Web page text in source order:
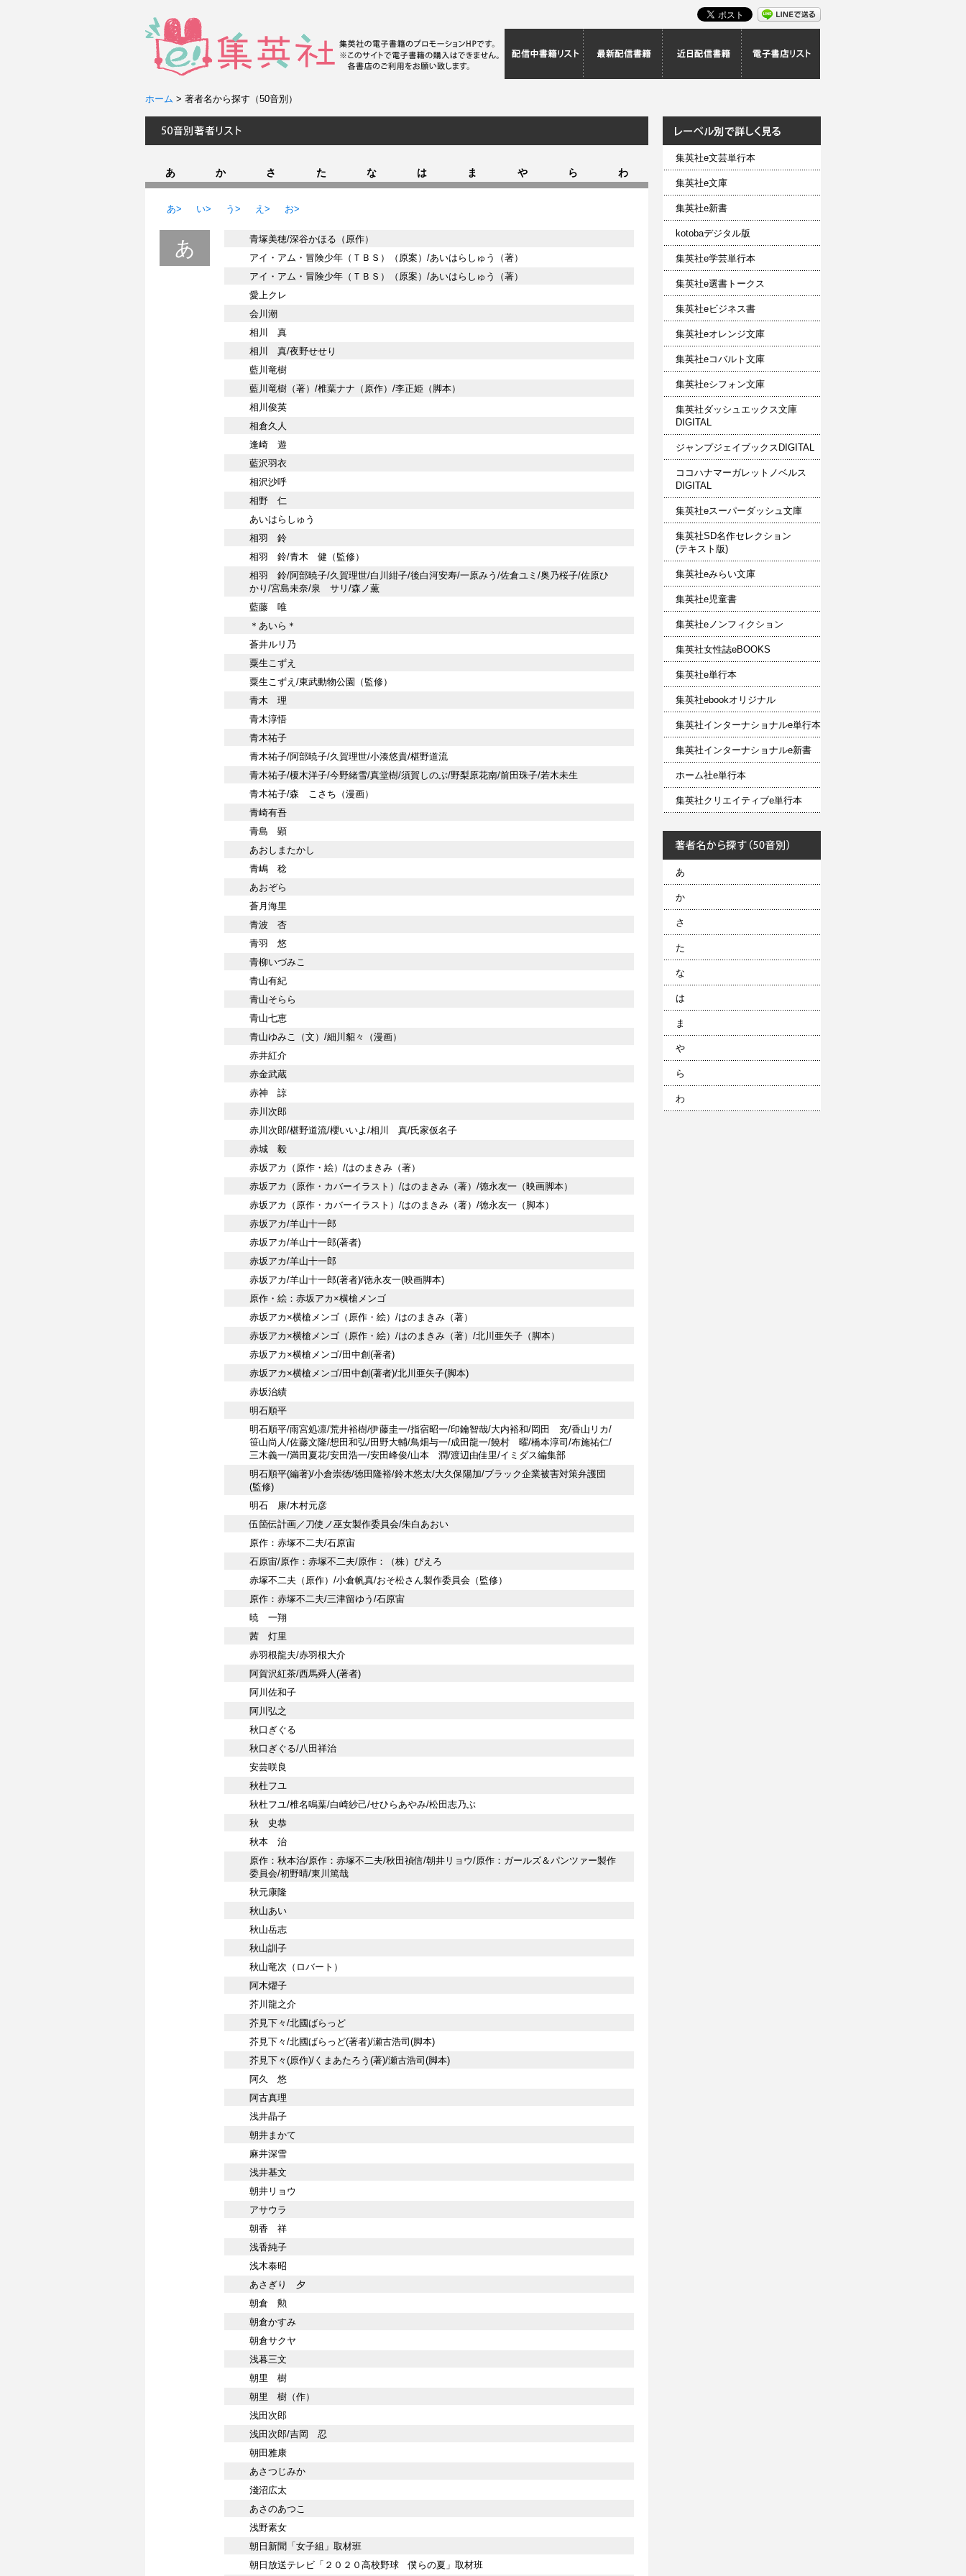
ホーム > 著者名から探す（50音別）
集英社e文芸単行本
集英社e文庫
集英社e新書
kotobaデジタル版
集英社e学芸単行本
集英社e選書トークス
集英社eビジネス書
集英社eオレンジ文庫
集英社eコバルト文庫
集英社eシフォン文庫
集英社ダッシュエックス文庫
DIGITAL
ジャンプジェイブックスDIGITAL
ココハナマーガレットノベルス
DIGITAL
集英社eスーパーダッシュ文庫
集英社SD名作セレクション
(テキスト版)
集英社eみらい文庫
集英社e児童書
集英社eノンフィクション
集英社女性誌eBOOKS
集英社e単行本
集英社ebookオリジナル
集英社インターナショナルe単行本
集英社インターナショナルe新書
ホーム社e単行本
集英社クリエイティブe単行本
あ
か
さ
た
な
は
ま
や
ら
わ
あ か さ た な は ま や ら わ
あ> い> う> え> お>
あ
青塚美穂/深谷かほる（原作）
アイ・アム・冒険少年（ＴＢＳ）（原案）/あいはらしゅう（著）
アイ・アム・冒険少年（ＴＢＳ）（原案）/あいはらしゅう（著）
愛上クレ
会川潮
相川 真
相川 真/夜野せせり
藍川竜樹
藍川竜樹（著）/椎葉ナナ（原作）/李正姫（脚本）
相川俊英
相倉久人
逢崎 遊
藍沢羽衣
相沢沙呼
相野 仁
あいはらしゅう
相羽 鈴
相羽 鈴/青木 健（監修）
相羽 鈴/阿部暁子/久賀理世/白川紺子/後白河安寿/一原みう/佐倉ユミ/奥乃桜子/佐原ひ
かり/宮島未奈/泉 サリ/森ノ薫
藍藤 唯
＊あいら＊
蒼井ルリ乃
粟生こずえ
粟生こずえ/東武動物公園（監修）
青木 理
青木淳悟
青木祐子
青木祐子/阿部暁子/久賀理世/小湊悠貴/椹野道流
青木祐子/榎木洋子/今野緒雪/真堂樹/須賀しのぶ/野梨原花南/前田珠子/若木未生
青木祐子/森 こさち（漫画）
青崎有吾
青島 顕
あおしまたかし
青嶋 稔
あおぞら
蒼月海里
青波 杏
青羽 悠
青柳いづみこ
青山有紀
青山そらら
青山七恵
青山ゆみこ（文）/細川貂々（漫画）
赤井紅介
赤金武蔵
赤神 諒
赤川次郎
赤川次郎/椹野道流/櫻いいよ/相川 真/氏家仮名子
赤城 毅
赤坂アカ（原作・絵）/はのまきみ（著）
赤坂アカ（原作・カバーイラスト）/はのまきみ（著）/徳永友一（映画脚本）
赤坂アカ（原作・カバーイラスト）/はのまきみ（著）/徳永友一（脚本）
赤坂アカ/羊山十一郎
赤坂アカ/羊山十一郎(著者)
赤坂アカ/羊山十一郎
赤坂アカ/羊山十一郎(著者)/徳永友一(映画脚本)
原作・絵：赤坂アカ×横槍メンゴ
赤坂アカ×横槍メンゴ（原作・絵）/はのまきみ（著）
赤坂アカ×横槍メンゴ（原作・絵）/はのまきみ（著）/北川亜矢子（脚本）
赤坂アカ×横槍メンゴ/田中創(著者)
赤坂アカ×横槍メンゴ/田中創(著者)/北川亜矢子(脚本)
赤坂治績
明石順平
明石順平/雨宮処凛/荒井裕樹/伊藤圭一/指宿昭一/印鑰智哉/大内裕和/岡田 充/香山リカ/
笹山尚人/佐藤文隆/想田和弘/田野大輔/鳥畑与一/成田龍一/饒村 曜/橋本淳司/布施祐仁/
三木義一/満田夏花/安田浩一/安田峰俊/山本 潤/渡辺由佳里/イミダス編集部
明石順平(編著)/小倉崇徳/徳田隆裕/鈴木悠太/大久保陽加/ブラック企業被害対策弁護団
(監修)
明石 康/木村元彦
伍箇伝計画／刀使ノ巫女製作委員会/朱白あおい
原作：赤塚不二夫/石原宙
石原宙/原作：赤塚不二夫/原作：（株）ぴえろ
赤塚不二夫（原作）/小倉帆真/おそ松さん製作委員会（監修）
原作：赤塚不二夫/三津留ゆう/石原宙
暁 一翔
茜 灯里
赤羽根龍夫/赤羽根大介
阿賀沢紅茶/西馬舜人(著者)
阿川佐和子
阿川弘之
秋口ぎぐる
秋口ぎぐる/八田祥治
安芸咲良
秋杜フユ
秋杜フユ/椎名鳴葉/白崎紗己/せひらあやみ/松田志乃ぶ
秋 史恭
秋本 治
原作：秋本治/原作：赤塚不二夫/秋田禎信/朝井リョウ/原作：ガールズ＆パンツァー製作
委員会/初野晴/東川篤哉
秋元康隆
秋山あい
秋山岳志
秋山訓子
秋山竜次（ロバート）
阿木燿子
芥川龍之介
芥見下々/北國ばらっど
芥見下々/北國ばらっど(著者)/瀬古浩司(脚本)
芥見下々(原作)/くまあたろう(著)/瀬古浩司(脚本)
阿久 悠
阿古真理
浅井晶子
朝井まかて
麻井深雪
浅井基文
朝井リョウ
アサウラ
朝香 祥
浅香純子
浅木泰昭
あさぎり 夕
朝倉 勲
朝倉かすみ
朝倉サクヤ
浅暮三文
朝里 樹
朝里 樹（作）
浅田次郎
浅田次郎/吉岡 忍
朝田雅康
あさつじみか
淺沼広太
あさのあつこ
浅野素女
朝日新聞「女子組」取材班
朝日放送テレビ「２０２０高校野球 僕らの夏」取材班